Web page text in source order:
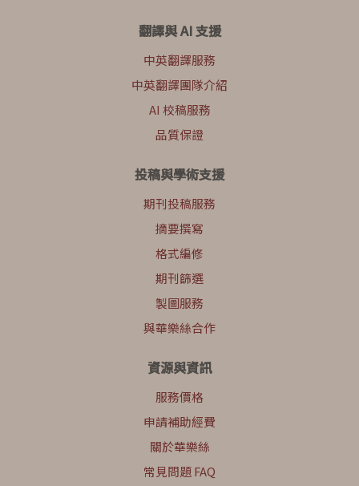
翻譯與 AI 支援
中英翻譯服務
中英翻譯團隊介紹
AI 校稿服務
品質保證
投稿與學術支援
期刊投稿服務
摘要撰寫
格式編修
期刊篩選
製圖服務
與華樂絲合作
資源與資訊
服務價格
申請補助經費
關於華樂絲
常見問題 FAQ